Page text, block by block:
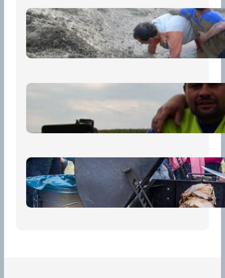
„Prase za prase“: Kdo doběhne
první, vyhraje!
30 června, 2026
Bezpečnost na prvním místě
15 května, 2026
Pro diváky
30 dubna, 2026